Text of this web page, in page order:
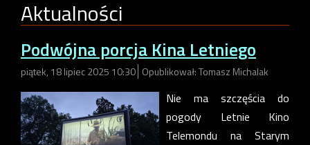
Aktualności
Podwójna porcja Kina Letniego
piątek, 18 lipiec 2025 10:30 Opublikował: Tomasz Michalak
Nie ma szczęścia do
pogody Letnie Kino
Telemondu na Starym